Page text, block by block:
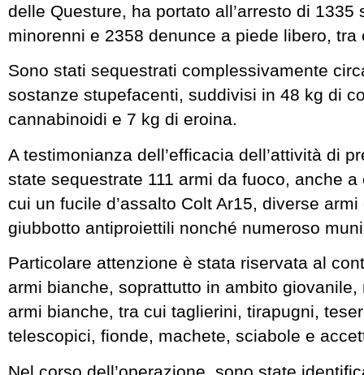
delle Questure, ha portato all’arresto di 1335
minorenni e 2358 denunce a piede libero, tra
Sono stati sequestrati complessivamente
sostanze stupefacenti, suddivisi in 48 kg di
cannabinoidi e 7 kg di eroina.
A testimonianza dell’efficacia dell’attività di
state sequestrate 111 armi da fuoco, anche
cui un fucile d’assalto Colt Ar15, diverse
giubbotto antiproiettili nonché numeroso
Particolare attenzione è stata riservata al
armi bianche, soprattutto in ambito giovanile,
armi bianche, tra cui taglierini, tirapugni,
telescopici, fionde, machete, sciabole e